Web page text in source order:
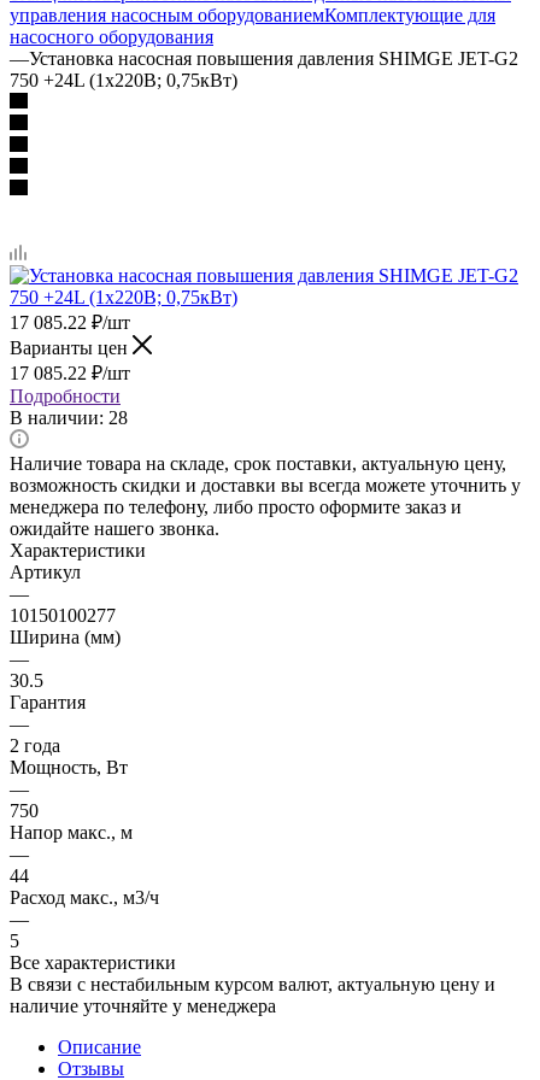
управления насосным оборудованиемКомплектующие для
насосного оборудования
—Установка насосная повышения давления SHIMGE JET-G2
750 +24L (1х220В; 0,75кВт)
17 085.22 ₽/шт
Варианты цен
17 085.22 ₽/шт
Подробности
В наличии: 28
Наличие товара на складе, срок поставки, актуальную цену,
возможность скидки и доставки вы всегда можете уточнить у
менеджера по телефону, либо просто оформите заказ и
ожидайте нашего звонка.
Характеристики
Артикул
—
10150100277
Ширина (мм)
—
30.5
Гарантия
—
2 года
Мощность, Вт
—
750
Напор макс., м
—
44
Расход макс., м3/ч
—
5
Все характеристики
В связи с нестабильным курсом валют, актуальную цену и
наличие уточняйте у менеджера
Описание
Отзывы